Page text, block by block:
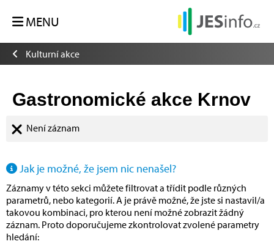
MENU
Kulturní akce
Gastronomické akce Krnov
Není záznam
Jak je možné, že jsem nic nenašel?
Záznamy v této sekci můžete filtrovat a třídit podle různých
parametrů, nebo kategorií. A je právě možné, že jste si nastavil/a
takovou kombinaci, pro kterou není možné zobrazit žádný
záznam. Proto doporučujeme zkontrolovat zvolené parametry
hledání: